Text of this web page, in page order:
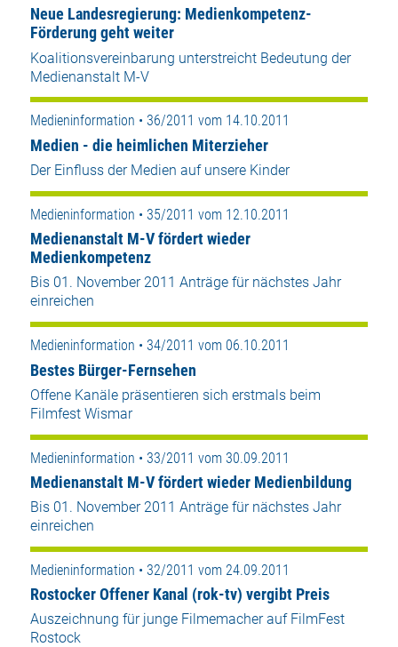
Neue Landesregierung: Medienkompetenz-
Förderung geht weiter
Koalitionsvereinbarung unterstreicht Bedeutung der
Medienanstalt M-V
Medieninformation • 36/2011 vom 14.10.2011
Medien - die heimlichen Miterzieher
Der Einfluss der Medien auf unsere Kinder
Medieninformation • 35/2011 vom 12.10.2011
Medienanstalt M-V fördert wieder
Medienkompetenz
Bis 01. November 2011 Anträge für nächstes Jahr
einreichen
Medieninformation • 34/2011 vom 06.10.2011
Bestes Bürger-Fernsehen
Offene Kanäle präsentieren sich erstmals beim
Filmfest Wismar
Medieninformation • 33/2011 vom 30.09.2011
Medienanstalt M-V fördert wieder Medienbildung
Bis 01. November 2011 Anträge für nächstes Jahr
einreichen
Medieninformation • 32/2011 vom 24.09.2011
Rostocker Offener Kanal (rok-tv) vergibt Preis
Auszeichnung für junge Filmemacher auf FilmFest
Rostock